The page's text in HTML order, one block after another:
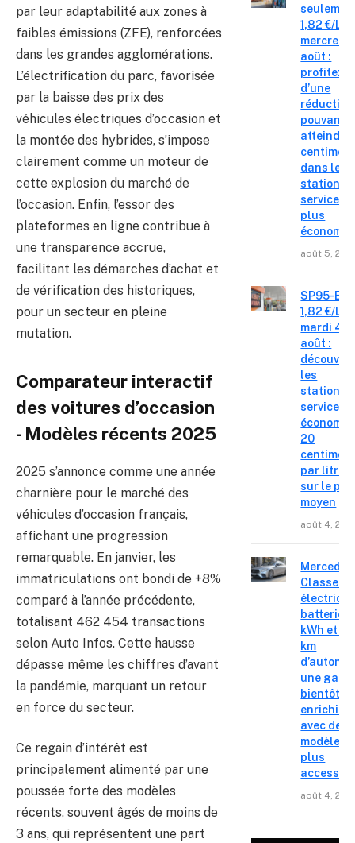
par leur adaptabilité aux zones à
faibles émissions (ZFE), renforcées
dans les grandes agglomérations.
L’électrification du parc, favorisée
par la baisse des prix des
véhicules électriques d’occasion et
la montée des hybrides, s’impose
clairement comme un moteur de
cette explosion du marché de
l’occasion. Enfin, l’essor des
plateformes en ligne contribue à
une transparence accrue,
facilitant les démarches d’achat et
de vérification des historiques,
pour un secteur en pleine
mutation.
Comparateur interactif
des voitures d’occasion
- Modèles récents 2025
2025 s’annonce comme une année
charnière pour le marché des
véhicules d’occasion français,
affichant une progression
remarquable. En janvier, les
immatriculations ont bondi de +8%
comparé à l’année précédente,
totalisant 462 454 transactions
selon Auto Infos. Cette hausse
dépasse même les chiffres d’avant
la pandémie, marquant un retour
en force du secteur.
Ce regain d’intérêt est
principalement alimenté par une
poussée forte des modèles
récents, souvent âgés de moins de
3 ans, qui représentent une part
1,82 €/L
mercredi
août :
profitez
d’une
réduction
pouvant
atteindre
centimes
dans les
stations-
service
plus
août 5,
SP95-E10
1,82 €/L
mardi 4
août :
les
stations-
service où
20
centimes
par litre
sur le prix
moyen
août 4,
Mercedes
Classe C
batterie
kWh et
km
une
bientôt
enrichie
avec des
modèles
plus
août 4,